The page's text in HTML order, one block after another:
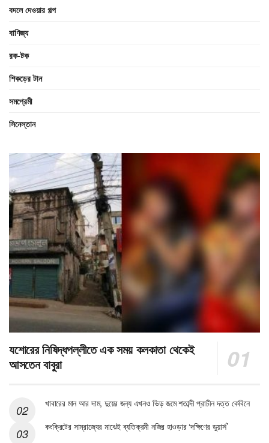
বদলে দেওয়ার গল্প
বাণিজ্য
রক-টক
শিকড়ের টান
সমপ্রেমী
সিনেস্তান
যশোরের নিষিদ্ধপল্লীতে এক সময় কলকাতা থেকেই
আসতেন বাবুরা
খাবারের মান আর দাম, দুয়ের জন্য এখনও ভিড় জমে শতাব্দী প্রাচীন দত্ত কেবিনে
কংক্রিটের সাম্রাজ্যের মাঝেই ব্যতিক্রমী নজির হাওড়ার ‘দক্ষিণের ডুয়ার্স’